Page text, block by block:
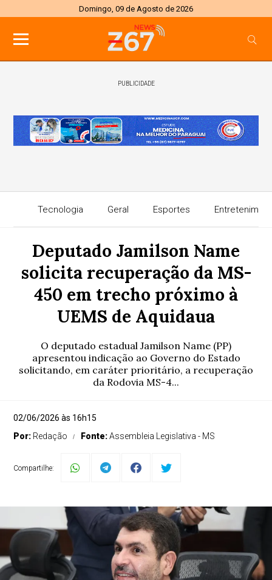
Domingo, 09 de Agosto de 2026
PUBLICIDADE
Tecnologia Geral Esportes
Deputado Jamilson Name
solicita recuperação da MS-
450 em trecho próximo à
UEMS de Aquidaua
O deputado estadual Jamilson Name (PP)
apresentou indicação ao Governo do Estado
solicitando, em caráter prioritário, a recuperação
da Rodovia MS-4...
02/06/2026 às 16h15
Por: Redação Fonte:Assembleia Legislativa - MS
Compartilhe: